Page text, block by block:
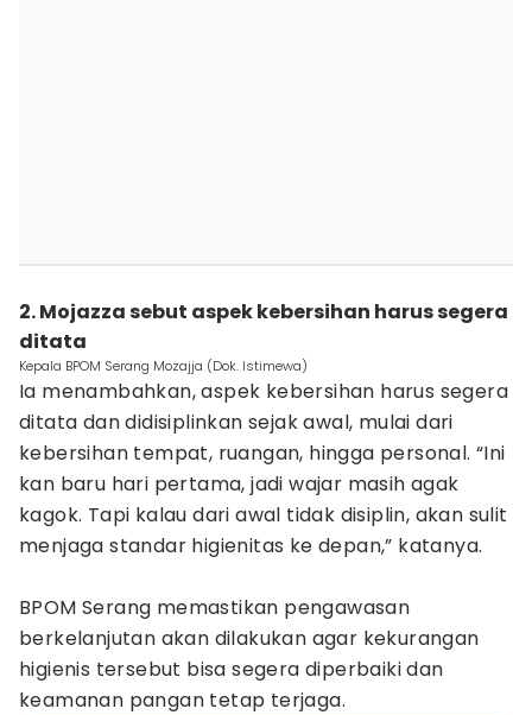
2. Mojazza sebut aspek kebersihan harus segera
ditata
Kepala BPOM Serang Mozajja (Dok. Istimewa)
Ia menambahkan, aspek kebersihan harus segera
ditata dan didisiplinkan sejak awal, mulai dari
kebersihan tempat, ruangan, hingga personal. “Ini
kan baru hari pertama, jadi wajar masih agak
kagok. Tapi kalau dari awal tidak disiplin, akan sulit
menjaga standar higienitas ke depan,” katanya.
BPOM Serang memastikan pengawasan
berkelanjutan akan dilakukan agar kekurangan
higienis tersebut bisa segera diperbaiki dan
keamanan pangan tetap terjaga.